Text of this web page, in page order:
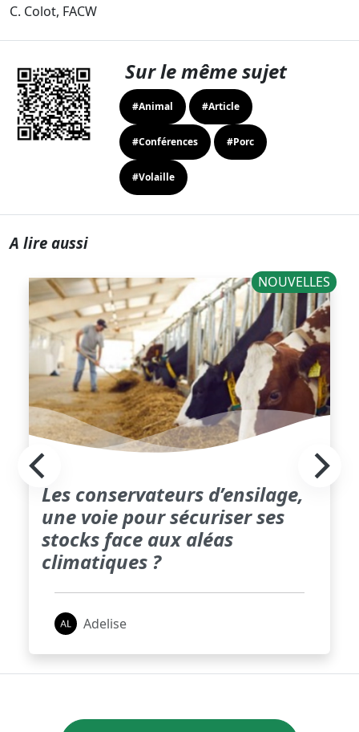
C. Colot, FACW
Sur le même sujet
#Animal #Article
#Conférences #Porc
#Volaille
A lire aussi
NOUVELLES
Les conservateurs d’ensilage,
une voie pour sécuriser ses
stocks face aux aléas
climatiques ?
Adelise